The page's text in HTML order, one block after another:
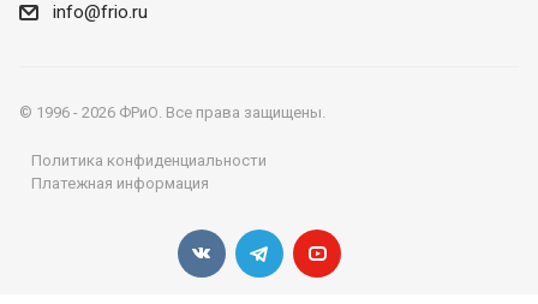
info@frio.ru
© 1996 - 2026 ФРиО. Все права защищены.
Политика конфиденциальности
Платежная информация